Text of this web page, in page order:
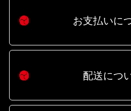
お支払いに
配送につ